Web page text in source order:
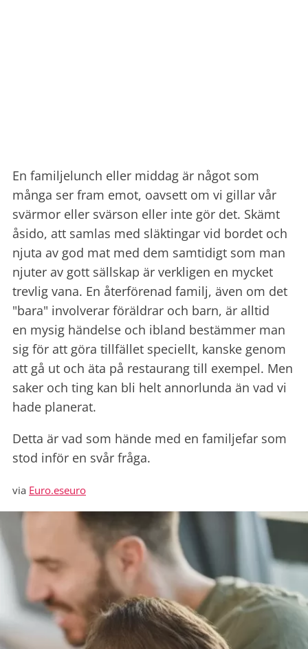
En familjelunch eller middag är något som
många ser fram emot, oavsett om vi gillar vår
svärmor eller svärson eller inte gör det. Skämt
åsido, att samlas med släktingar vid bordet och
njuta av god mat med dem samtidigt som man
njuter av gott sällskap är verkligen en mycket
trevlig vana. En återförenad familj, även om det
"bara" involverar föräldrar och barn, är alltid
en mysig händelse och ibland bestämmer man
sig för att göra tillfället speciellt, kanske genom
att gå ut och äta på restaurang till exempel. Men
saker och ting kan bli helt annorlunda än vad vi
hade planerat.
Detta är vad som hände med en familjefar som
stod inför en svår fråga.
via Euro.eseuro